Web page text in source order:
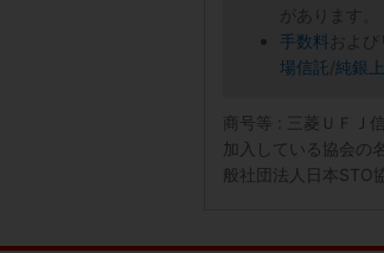
があります。
手数料 および
場信託 /純銀
商号等 : 三菱ＵＦＪ
加入している協会
般社団法人日本STO